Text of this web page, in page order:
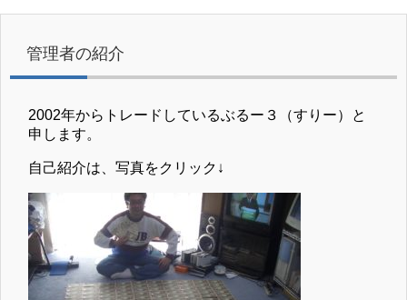
管理者の紹介
2002年からトレードしているぶるー３（すりー）と
申します。
自己紹介は、写真をクリック↓